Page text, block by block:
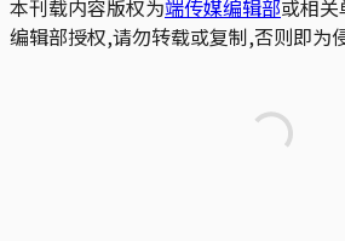
本刊载内容版权为端传媒编辑部或相
编辑部授权,请勿转载或复制,否则即为